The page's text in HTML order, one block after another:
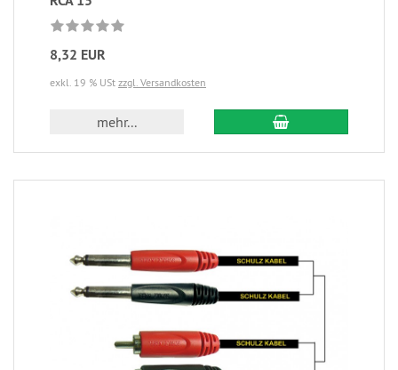
8,32 EUR
exkl. 19 % USt zzgl. Versandkosten
mehr...